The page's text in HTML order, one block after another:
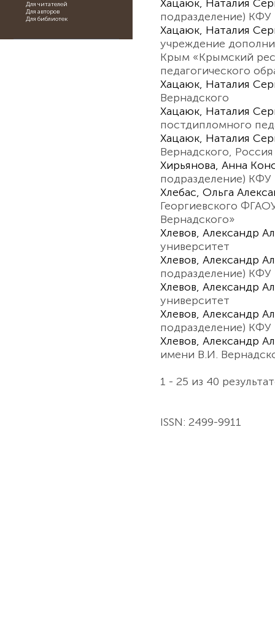
Для читателей
Для авторов
Для библиотек
Хацаюк, Наталия
подразделение)
Хацаюк, Наталия
учреждение
Крым «Крымский
педагогического
Хацаюк, Наталия
Вернадского
Хацаюк, Наталия
постдипломного
Хацаюк, Наталия
Вернадского, Россия
Хирьянова, Анна
подразделение)
Хлебас, Ольга
Георгиевского
Вернадского»
Хлевов, Aлександр
университет
Хлевов, Александр
подразделение)
Хлевов, Александр
университет
Хлевов, Александр
подразделение)
Хлевов, Александр
имени В.И.
1 - 25 из 40
ISSN: 2499-9911